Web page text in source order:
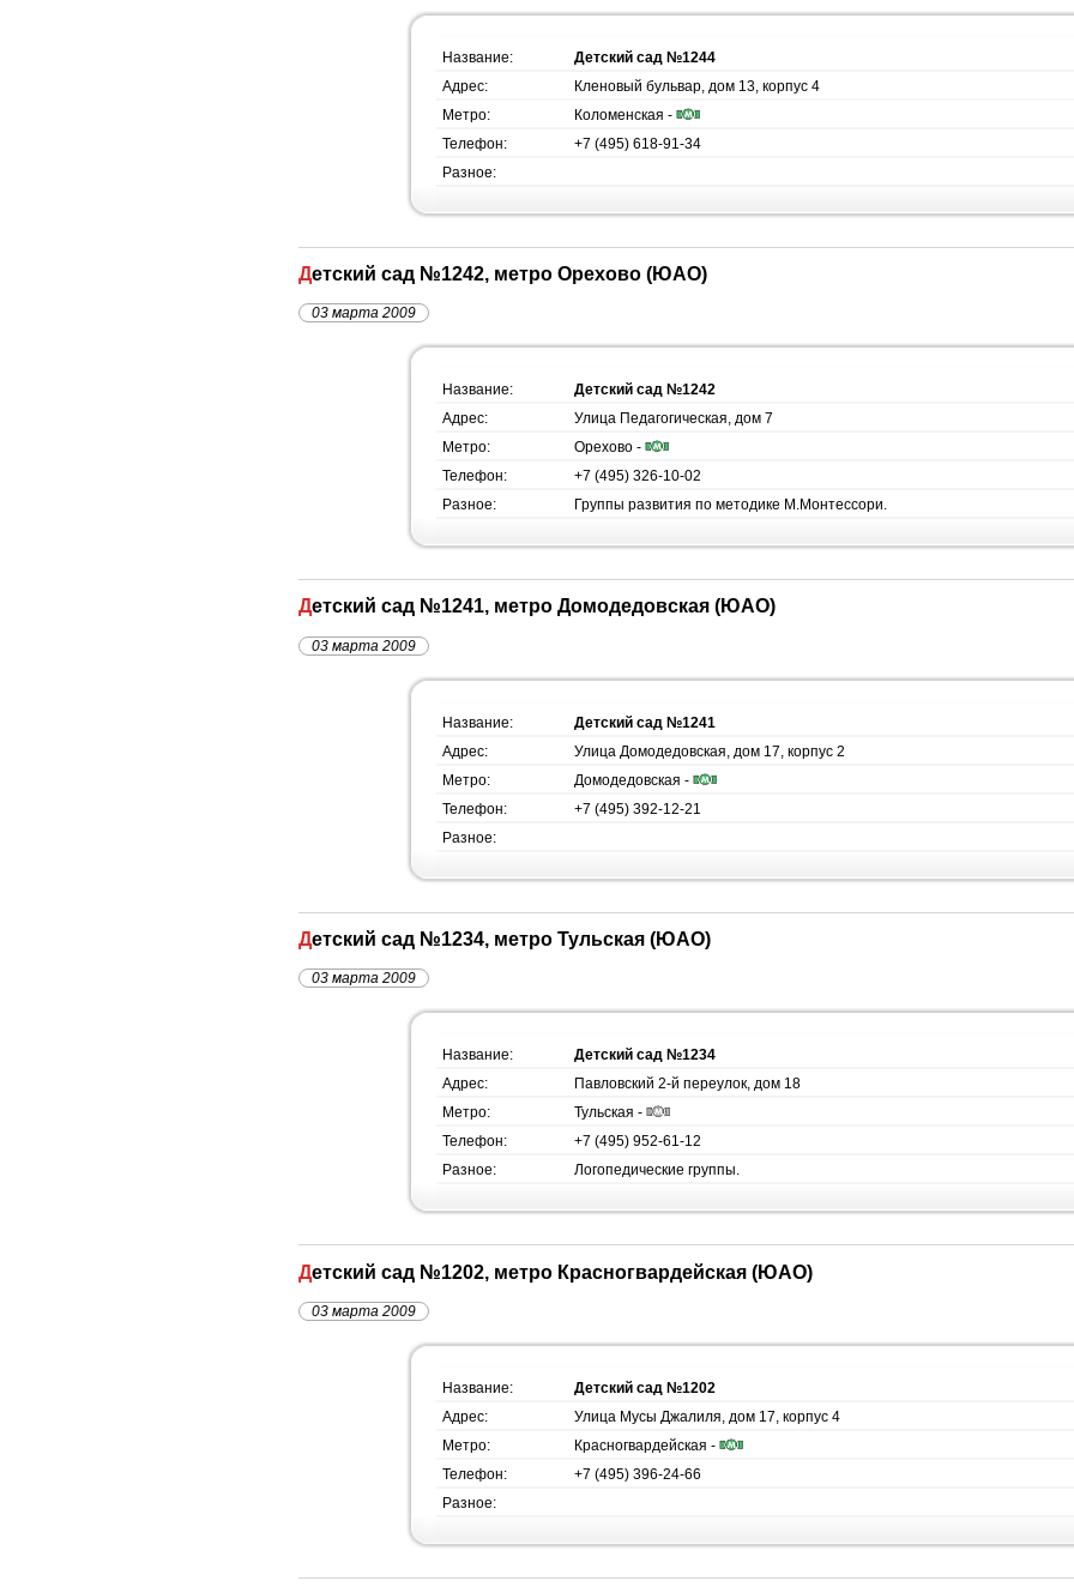
Название:
Детский сад №1244
Адрес:
Кленовый бульвар, дом 13, корпус 4
Метро:
Коломенская -
Телефон:
+7 (495) 618-91-34
Разное:
Детский сад №1242, метро Орехово (ЮАО)
03 марта 2009
Название:
Детский сад №1242
Адрес:
Улица Педагогическая, дом 7
Метро:
Орехово -
Телефон:
+7 (495) 326-10-02
Разное:
Группы развития по методике М.Монтессори.
Детский сад №1241, метро Домодедовская (ЮАО)
03 марта 2009
Название:
Детский сад №1241
Адрес:
Улица Домодедовская, дом 17, корпус 2
Метро:
Домодедовская -
Телефон:
+7 (495) 392-12-21
Разное:
Детский сад №1234, метро Тульская (ЮАО)
03 марта 2009
Название:
Детский сад №1234
Адрес:
Павловский 2-й переулок, дом 18
Метро:
Тульская -
Телефон:
+7 (495) 952-61-12
Разное:
Логопедические группы.
Детский сад №1202, метро Красногвардейская (ЮАО)
03 марта 2009
Название:
Детский сад №1202
Адрес:
Улица Мусы Джалиля, дом 17, корпус 4
Метро:
Красногвардейская -
Телефон:
+7 (495) 396-24-66
Разное: